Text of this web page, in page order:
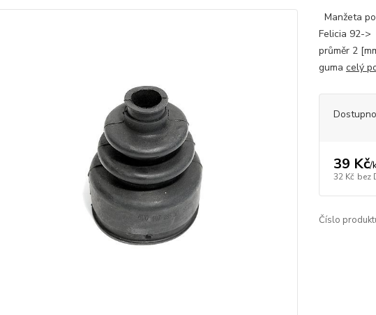
Manžeta
Felicia 92->
průměr 2
guma celý
39 Kč/
32 Kč bez
Číslo